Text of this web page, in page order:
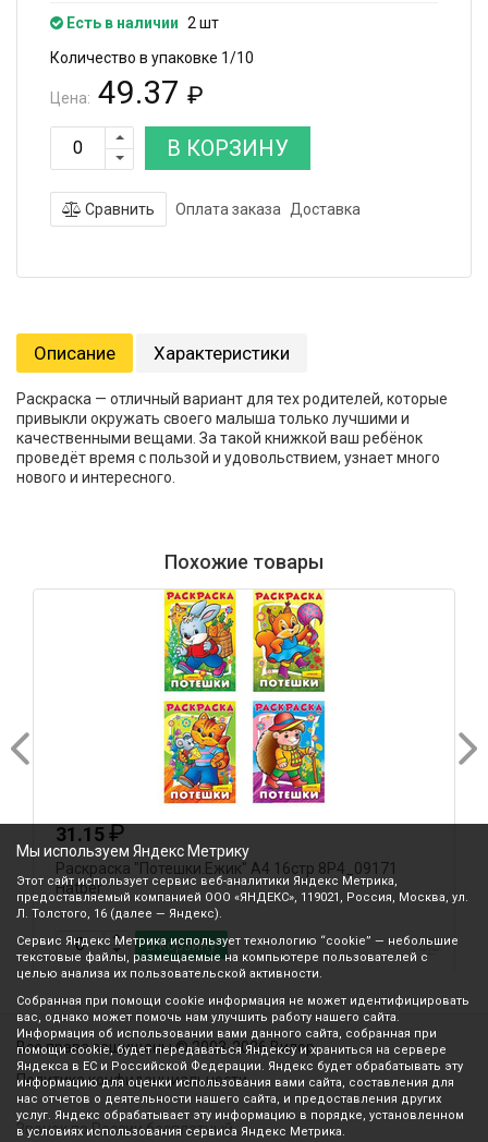
Есть в наличии 2 шт
Количество в упаковке 1/10
Цена: 49.37 ₽
В КОРЗИНУ
Сравнить Оплата заказа Доставка
Описание Характеристики
Раскраска — отличный вариант для тех родителей, которые
привыкли окружать своего малыша только лучшими и
качественными вещами. За такой книжкой ваш ребёнок
проведёт время с пользой и удовольствием, узнает много
нового и интересного.
Похожие товары
31.15₽
Раскраска "Потешки.Ежик" А4 16стр 8Р4_09171
Hatber
В корзину
Все права защищены © 2003-2026 Вилор
Политика конфиденциальности
Звонок по России бесплатный
Мы используем Яндекс Метрику
Этот сайт использует сервис веб-аналитики Яндекс Метрика,
предоставляемый компанией ООО «ЯНДЕКС», 119021, Россия, Москва, ул.
Л. Толстого, 16 (далее — Яндекс).
Сервис Яндекс Метрика использует технологию “cookie” — небольшие
текстовые файлы, размещаемые на компьютере пользователей с
целью анализа их пользовательской активности.
Собранная при помощи cookie информация не может идентифицировать
вас, однако может помочь нам улучшить работу нашего сайта.
Информация об использовании вами данного сайта, собранная при
помощи cookie, будет передаваться Яндексу и храниться на сервере
Яндекса в ЕС и Российской Федерации. Яндекс будет обрабатывать эту
информацию для оценки использования вами сайта, составления для
нас отчетов о деятельности нашего сайта, и предоставления других
услуг. Яндекс обрабатывает эту информацию в порядке, установленном
в условиях использования сервиса Яндекс Метрика.